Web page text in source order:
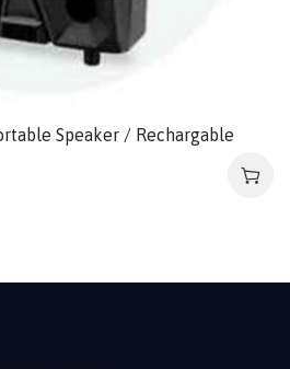
Speaker / Rechargable